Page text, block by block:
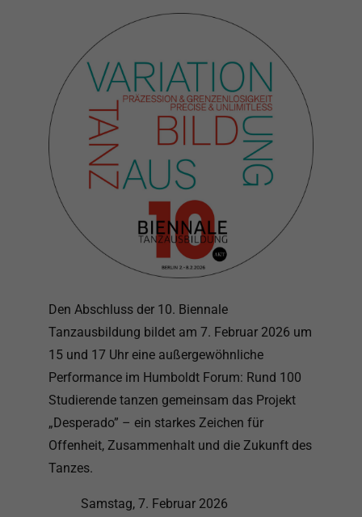
Den Abschluss der 10. Biennale
Tanzausbildung bildet am 7. Februar 2026 um
15 und 17 Uhr eine außergewöhnliche
Performance im Humboldt Forum: Rund 100
Studierende tanzen gemeinsam das Projekt
„Desperado” – ein starkes Zeichen für
Offenheit, Zusammenhalt und die Zukunft des
Tanzes.
Samstag, 7. Februar 2026